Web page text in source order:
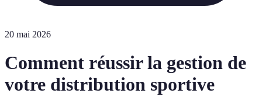
20 mai 2026
Comment réussir la gestion de
votre distribution sportive